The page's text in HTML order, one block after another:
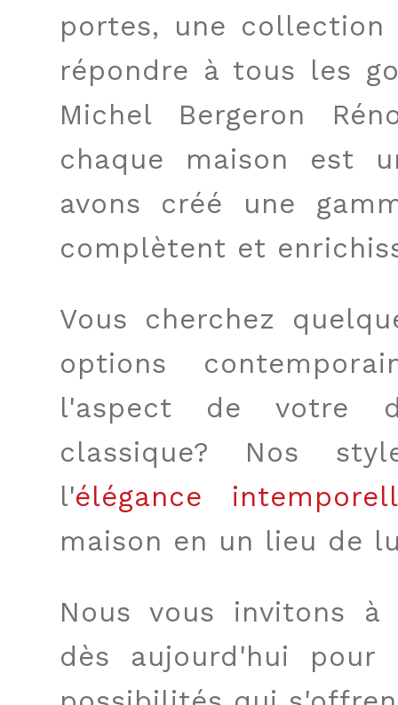
portes, une collection
répondre à tous les
Michel Bergeron
chaque maison est
avons créé une
complètent et
Vous cherchez
options
l'aspect de votre
classique? Nos
l'élégance
maison en un lieu de
Nous vous invitons
dès aujourd'hui pour